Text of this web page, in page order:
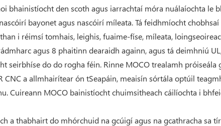
bhainistíocht den scoth agus iarrachtaí móra nuálaíochta le
bayonet agus nascóirí míleata. Tá feidhmíocht
i réimsí tomhais, leighis, fuaime-físe, míleata,
agus 8 phaitinn dearaidh againn, agus tá deimhniú
seirbhíse do do rogha féin. Rinne MOCO trealamh
a allmhairítear ón tSeapáin, meaisín sórtála optúil
MOCO bainistíocht chuimsitheach cáilíochta i
a thabhairt do mhórchuid na gcúigí agus na gcathracha sa